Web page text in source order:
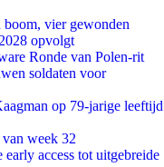
boom, vier gewonden
opvolgt
Ronde van Polen-rit
soldaten voor
op 79-jarige leeftijd
week 32
access tot uitgebreide